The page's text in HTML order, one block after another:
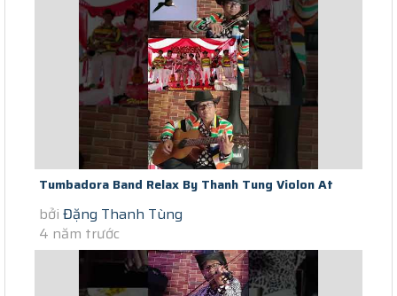
Tumbadora Band Relax By Thanh Tung Violon At
The End Of Saigon Social...
bởi Đặng Thanh Tùng
4 năm trước